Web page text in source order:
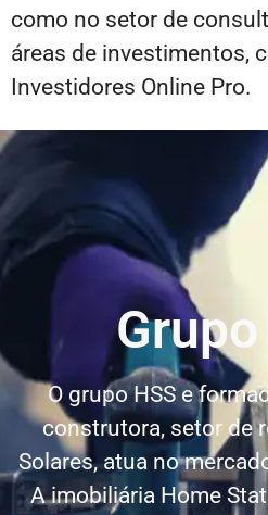
como no setor de
áreas de investimentos,
Investidores Online Pro.
O grupo HSS e
construtora, setor de
Solares, atua no
A imobiliária Home